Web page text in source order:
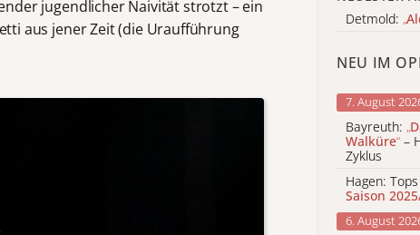
jugendlicher Naivität strotzt – ein
aus jener Zeit (die Uraufführung
Detmold: „
NEU IM
7. August
Bayreuth: „
Walküre“ –
Zyklus
Hagen:
Saison
6. August